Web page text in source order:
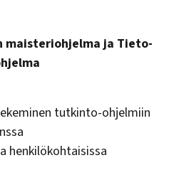
ja Tieto-
tutkinto-ohjelmiin
henkilökohtaisissa